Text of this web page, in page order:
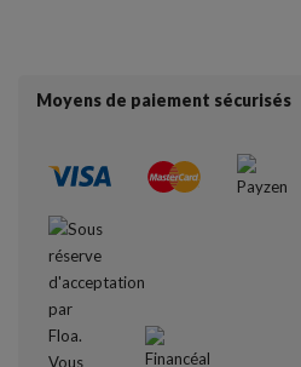
Moyens de paiement sécurisés